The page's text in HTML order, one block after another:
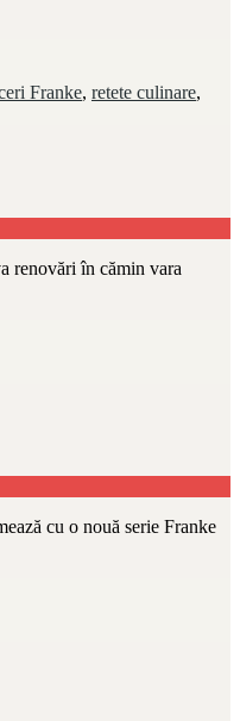
Franke, retete culinare,
renovări în cămin vara
cu o nouă serie Franke